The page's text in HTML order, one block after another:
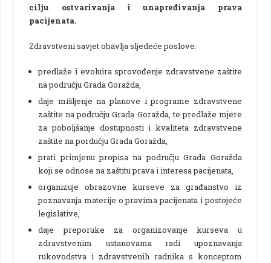
cilju ostvarivanja i unapređivanja prava
pacijenata.
Zdravstveni savjet obavlja sljedeće poslove:
predlaže i evoluira sprovođenje zdravstvene zaštite
na području Grada Goražda,
daje mišljenje na planove i programe zdravstvene
zaštite na području Grada Goražda, te predlaže mjere
za poboljšanje dostupnosti i kvaliteta zdravstvene
zaštite na pordučju Grada Goražda,
prati primjenu propisa na području Grada Goražda
koji se odnose na zaštitu prava i interesa pacijenata,
organizuje obrazovne kurseve za građanstvo iz
poznavanja materije o pravima pacijenata i postojeće
legislative,
daje preporuke za organizovanje kurseva u
zdravstvenim ustanovama radi upoznavanja
rukovodstva i zdravstvenih radnika s konceptom